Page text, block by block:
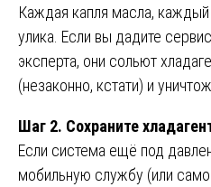
Каждая капля масла, каждый
улика. Если вы дадите
эксперта, они сольют
(незаконно, кстати) и
Шаг 2. Сохраните
Если система ещё под
мобильную службу (или